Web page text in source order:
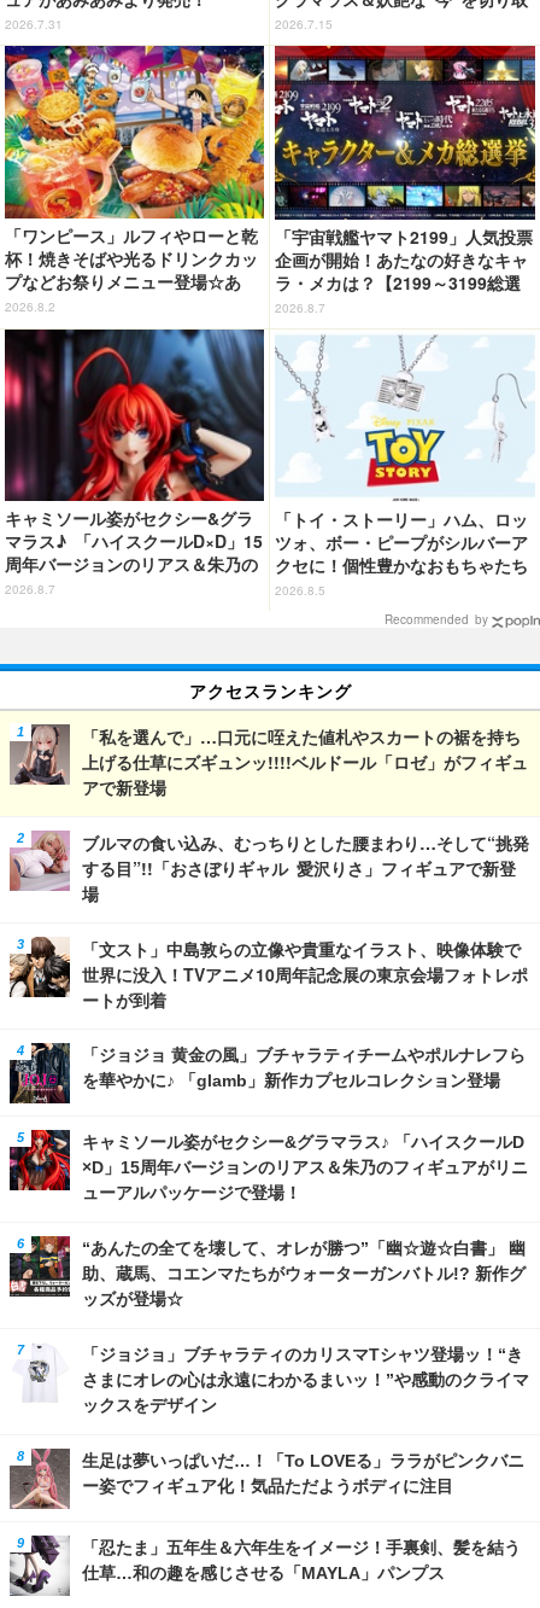
2026.7.31
り！3冊目写真集が発売中
2026.7.15
「ワンピース」ルフィやローと乾
杯！焼きそばや光るドリンクカッ
プなどお祭りメニュー登場☆あ
の“麦わら帽子”もグッズ化!? 【U
SJ「ワンピース・プレミア・サマ
ー」が開幕】
2026.8.2
「宇宙戦艦ヤマト2199」人気投票
企画が開始！あたなの好きなキャ
ラ・メカは？【2199～3199総選
挙】
2026.8.7
キャミソール姿がセクシー&グラ
マラス♪ 「ハイスクールD×D」15
周年バージョンのリアス＆朱乃の
フィギュアがリニューアルパッケ
2026.8.7
「トイ・ストーリー」ハム、ロッ
ツォ、ボー・ピープがシルバーア
クセに！個性豊かなおもちゃたち
をオシャレに身につけよう♪
2026.8.5
Recommended by
アクセスランキング
「私を選んで」…口元に咥えた値札やスカートの裾を持ち
上げる仕草にズギュンッ!!!!ベルドール「ロゼ」がフィギュ
アで新登場
ブルマの食い込み、むっちりとした腰まわり…そして“挑発
する目”!!「おさぼりギャル 愛沢りさ」フィギュアで新登
場
「文スト」中島敦らの立像や貴重なイラスト、映像体験で
世界に没入！TVアニメ10周年記念展の東京会場フォトレポ
ートが到着
「ジョジョ 黄金の風」ブチャラティチームやポルナレフら
を華やかに♪ 「glamb」新作カプセルコレクション登場
キャミソール姿がセクシー&グラマラス♪ 「ハイスクールD
×D」15周年バージョンのリアス＆朱乃のフィギュアがリニ
ューアルパッケージで登場！
“あんたの全てを壊して、オレが勝つ”「幽☆遊☆白書」 幽
助、蔵馬、コエンマたちがウォーターガンバトル!? 新作グ
ッズが登場☆
「ジョジョ」ブチャラティのカリスマTシャツ登場ッ！“き
さまにオレの心は永遠にわかるまいッ！”や感動のクライマ
ックスをデザイン
生足は夢いっぱいだ…！「To LOVEる」ララがピンクバニ
ー姿でフィギュア化！気品ただようボディに注目
「忍たま」五年生＆六年生をイメージ！手裏剣、髪を結う
仕草…和の趣を感じさせる「MAYLA」パンプス